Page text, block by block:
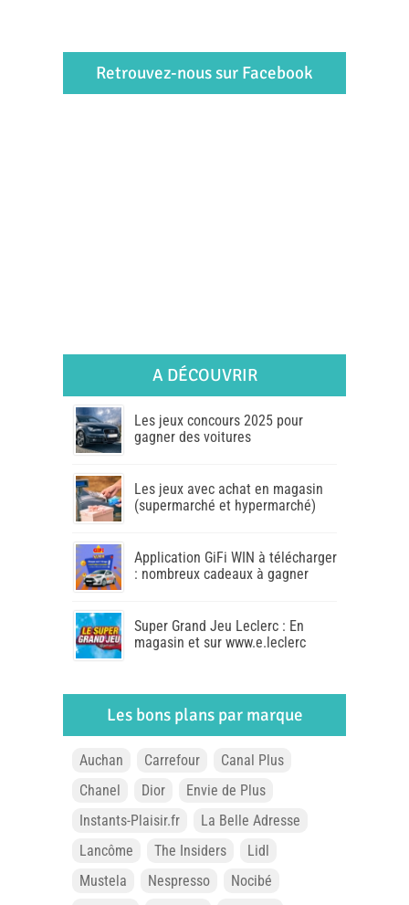
Retrouvez-nous sur Facebook
A DÉCOUVRIR
Les jeux concours 2025 pour
gagner des voitures
Les jeux avec achat en magasin
(supermarché et hypermarché)
Application GiFi WIN à télécharger
: nombreux cadeaux à gagner
Super Grand Jeu Leclerc : En
magasin et sur www.e.leclerc
Les bons plans par marque
Auchan Carrefour
Canal Plus
Chanel
Dior
Envie de Plus
Instants-Plaisir.fr
La Belle Adresse
Lancôme
The Insiders
Lidl
Mustela
Nespresso
Nocibé